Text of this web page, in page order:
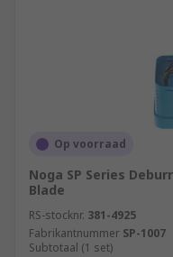
Op voorraad
Noga SP Series
Blade
RS-stocknr. 381-4925
Fabrikantnummer SP-1007
Subtotaal (1 set)